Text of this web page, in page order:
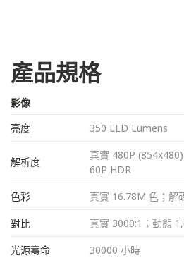
產品規格
影像
亮度
350 LED Lumens
解析度
真實 480P
60P HDR
色彩
真實 16.78M 色；解
對比
真實 3000:1；動態
光源壽命
30000 小時